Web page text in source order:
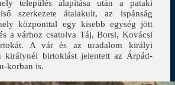
település alapítása után a pataki
szerkezete átalakult, az ispánság
központtal egy kisebb egység jött
a várhoz csatolva Táj, Borsi, Kovácsi
A vár és az uradalom királyi
királynéi birtoklást jelentett az Árpád-
korban is.